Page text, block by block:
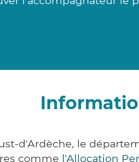
d'Ardèche, le
comme l'Allocation